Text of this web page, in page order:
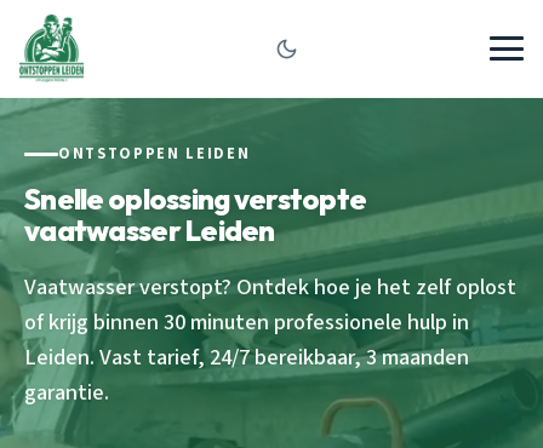
ONTSTOPPEN LEIDEN
Snelle oplossing verstopte
vaatwasser Leiden
Vaatwasser verstopt? Ontdek hoe je het zelf oplost
of krijg binnen 30 minuten professionele hulp in
Leiden. Vast tarief, 24/7 bereikbaar, 3 maanden
garantie.